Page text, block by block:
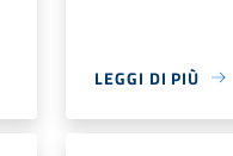
LEGGI DI PIÙ